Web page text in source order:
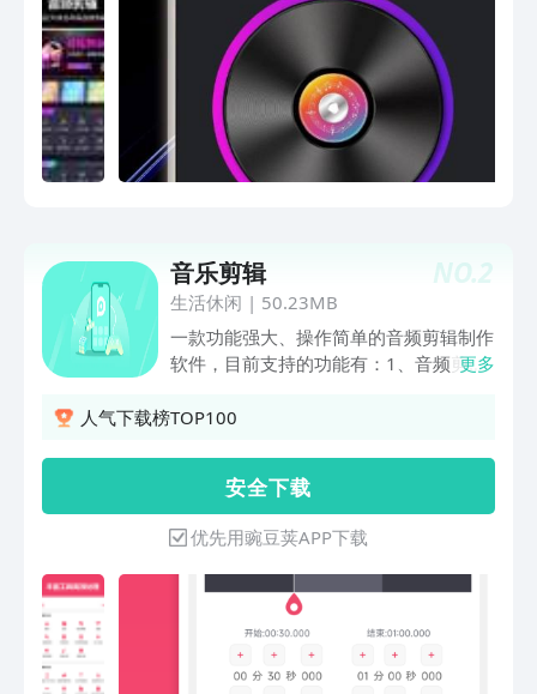
NO.2
音乐剪辑
生活休闲 | 50.23MB
一款功能强大、操作简单的音频剪辑制作
软件，目前支持的功能有：1、音频剪切
式转换5、改变音频音量大小6、音频淡
立体声环绕11、文字转语音12、音频转
文字13、伴奏人声分离14、音频降噪
15、均衡器16、录音17、空白音乐18、
定制时长19、批量除去头尾20、合唱、
回声、收音机、倒放音效21、提取乐器
声音22、音频分割、多段剪切23、分段
变调、分段修改音量24、去除停顿、去
除静音25、音频闪避26、音频修复27、
更多
人气下载榜TOP100
安 全 下 载
优先用豌豆荚APP下载